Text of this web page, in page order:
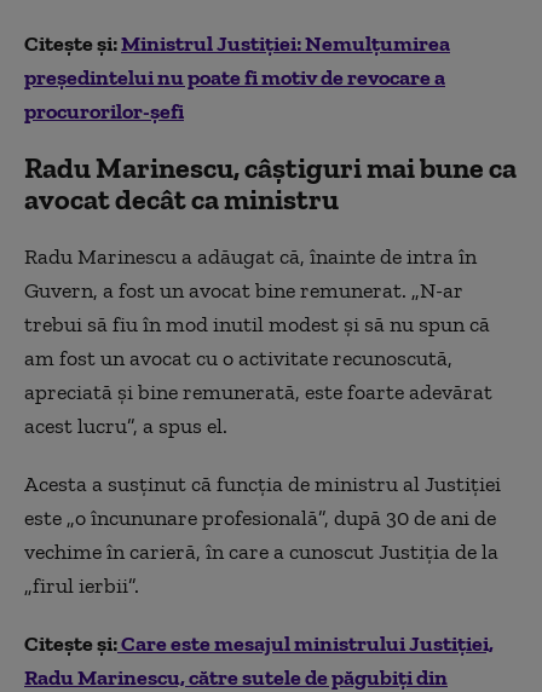
Citește și:Ministrul Justiției: Nemulțumirea
președintelui nu poate fi motiv de revocare a
procurorilor-șefi
Radu Marinescu, câștiguri mai bune ca
avocat decât ca ministru
Radu Marinescu a adăugat că, înainte de intra în
Guvern, a fost un avocat bine remunerat. „N-ar
trebui să fiu în mod inutil modest şi să nu spun că
am fost un avocat cu o activitate recunoscută,
apreciată şi bine remunerată, este foarte adevărat
acest lucru”, a spus el.
Acesta a susţinut că funcţia de ministru al Justiţiei
este „o încununare profesională”, după 30 de ani de
vechime în carieră, în care a cunoscut Justiţia de la
„firul ierbii”.
Citește și:Care este mesajul ministrului Justiției,
Radu Marinescu, către sutele de păgubiți din